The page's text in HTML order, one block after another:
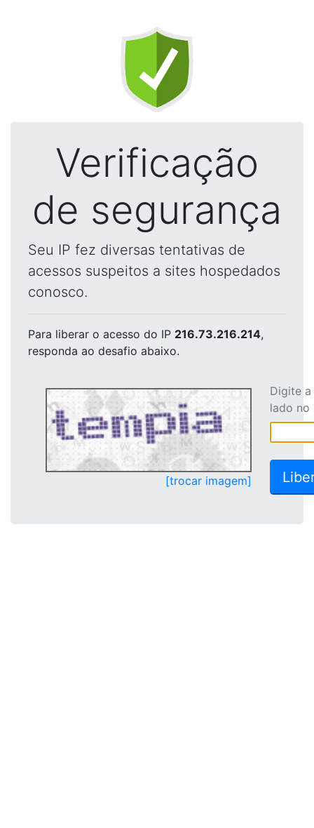
Verificação
de segurança
Seu IP fez diversas tentativas de
acessos suspeitos a sites hospedados
conosco.
Para liberar o acesso do IP 216.73.216.214,
responda ao desafio abaixo.
[trocar imagem]
Digite
lado no